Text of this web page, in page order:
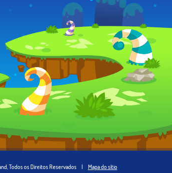
Todos os Direitos Reservados | Mapa do sítio